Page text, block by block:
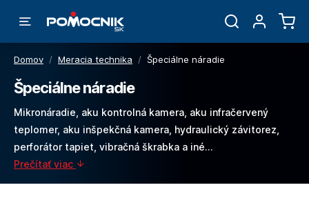
Domov / Meracia technika / Špeciálne náradie
Špeciálne náradie
Mikronáradie, aku kontrolná kamera, aku infračervený
teplomer, aku inšpekčná kamera, hydraulický závitorez,
perforátor tapiet, vibračná škrabka a iné...
Prečítať viac